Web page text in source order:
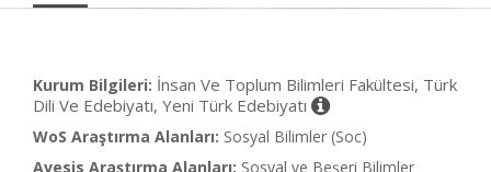
Kurum Bilgileri: İnsan Ve Toplum Bilimleri Fakültesi, Türk
Dili Ve Edebiyatı, Yeni Türk Edebiyatı
WoS Araştırma Alanları: Sosyal Bilimler (Soc)
Avesis Araştırma Alanları: Sosyal ve Beşeri Bilimler